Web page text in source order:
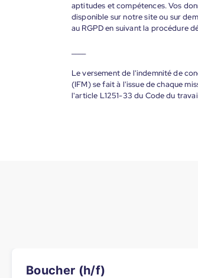
aptitudes et compétences. Vos
disponible sur notre site ou sur
au RGPD en suivant la procédure
Le versement de l'indemnité de
(IFM) se fait à l'issue de chaque
l'article L1251-33 du Code du
Boucher (h/f)